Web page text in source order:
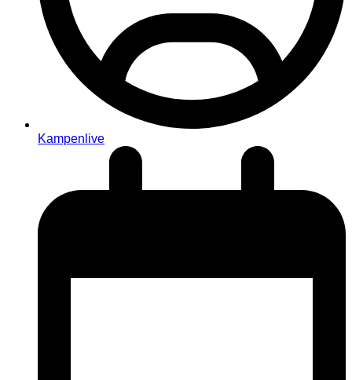
Kampenlive